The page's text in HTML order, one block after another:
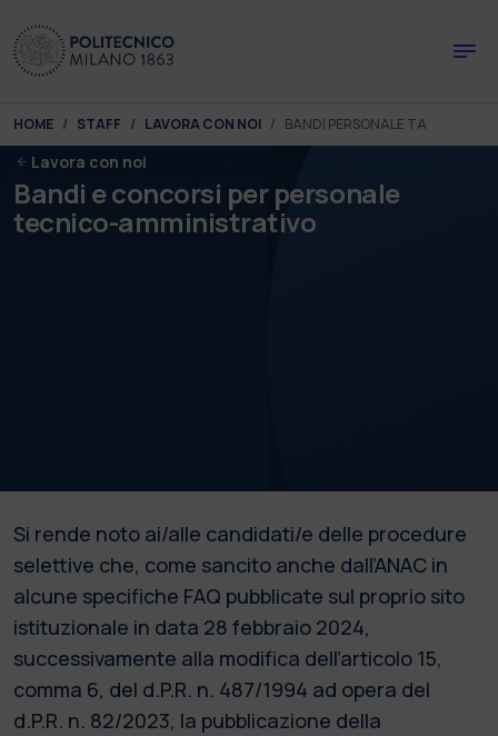
You are here:
HOME STAFF LAVORA CON NOI BANDI PERSONALE TA
Lavora con noi
Bandi e concorsi per personale
tecnico-amministrativo
Si rende noto ai/alle candidati/e delle procedure
selettive che, come sancito anche dall’ANAC in
alcune specifiche FAQ pubblicate sul proprio sito
istituzionale in data 28 febbraio 2024,
successivamente alla modifica dell’articolo 15,
comma 6, del d.P.R. n. 487/1994 ad opera del
d.P.R. n. 82/2023, la pubblicazione della